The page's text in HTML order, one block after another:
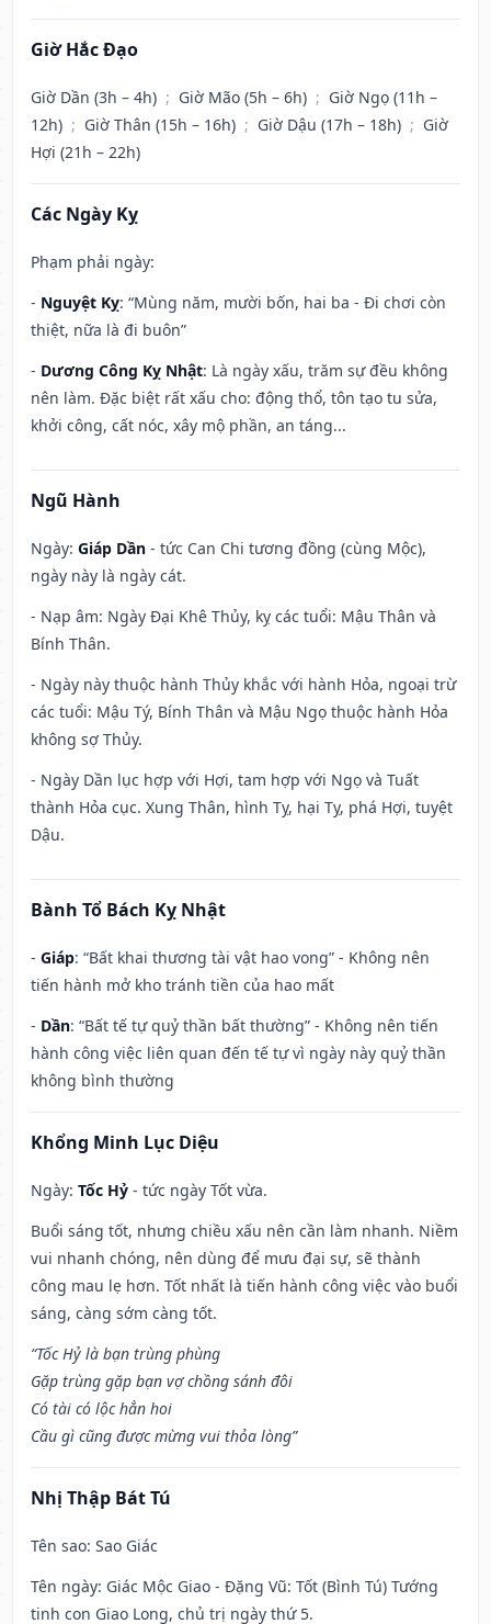
Giờ Hắc Đạo
Giờ Dần (3h – 4h) ; Giờ Mão (5h – 6h) ; Giờ Ngọ (11h –
12h) ; Giờ Thân (15h – 16h) ; Giờ Dậu (17h – 18h) ; Giờ
Hợi (21h – 22h)
Các Ngày Kỵ
Phạm phải ngày:
- Nguyệt Kỵ: “Mùng năm, mười bốn, hai ba - Đi chơi còn
thiệt, nữa là đi buôn”
- Dương Công Kỵ Nhật: Là ngày xấu, trăm sự đều không
nên làm. Đặc biệt rất xấu cho: động thổ, tôn tạo tu sửa,
khởi công, cất nóc, xây mộ phần, an táng...
Ngũ Hành
Ngày: Giáp Dần - tức Can Chi tương đồng (cùng Mộc),
ngày này là ngày cát.
- Nạp âm: Ngày Đại Khê Thủy, kỵ các tuổi: Mậu Thân và
Bính Thân.
- Ngày này thuộc hành Thủy khắc với hành Hỏa, ngoại trừ
các tuổi: Mậu Tý, Bính Thân và Mậu Ngọ thuộc hành Hỏa
không sợ Thủy.
- Ngày Dần lục hợp với Hợi, tam hợp với Ngọ và Tuất
thành Hỏa cục. Xung Thân, hình Tỵ, hại Tỵ, phá Hợi, tuyệt
Dậu.
Bành Tổ Bách Kỵ Nhật
- Giáp: “Bất khai thương tài vật hao vong” - Không nên
tiến hành mở kho tránh tiền của hao mất
- Dần: “Bất tế tự quỷ thần bất thường” - Không nên tiến
hành công việc liên quan đến tế tự vì ngày này quỷ thần
không bình thường
Khổng Minh Lục Diệu
Ngày: Tốc Hỷ - tức ngày Tốt vừa.
Buổi sáng tốt, nhưng chiều xấu nên cần làm nhanh. Niềm
vui nhanh chóng, nên dùng để mưu đại sự, sẽ thành
công mau lẹ hơn. Tốt nhất là tiến hành công việc vào buổi
sáng, càng sớm càng tốt.
“Tốc Hỷ là bạn trùng phùng
Gặp trùng gặp bạn vợ chồng sánh đôi
Có tài có lộc hẳn hoi
Cầu gì cũng được mừng vui thỏa lòng”
Nhị Thập Bát Tú
Tên sao: Sao Giác
Tên ngày: Giác Mộc Giao - Đặng Vũ: Tốt (Bình Tú) Tướng
tinh con Giao Long, chủ trị ngày thứ 5.